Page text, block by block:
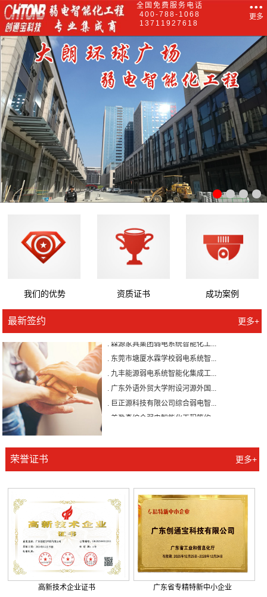
全国免费服务电话
400-788-1068
13711927618
更多
我们的优势 资质证书 成功案例
最新签约 更多+
. 广州壹加壹整形美容医院有限公...
. 东莞市塘厦水霖学校弱电系统智...
. 九丰能源弱电系统智能化集成工...
. 广东外语外贸大学附设河源外国...
. 巨正源科技有限公司综合弱电智...
. 美盈森综合弱电智能化工程签约...
. 大朗环球商业广场弱电智能化工...
. 景泰花园弱电智能化工程
荣誉证书 更多+
高新技术企业证书 广东省专精特新中小企业